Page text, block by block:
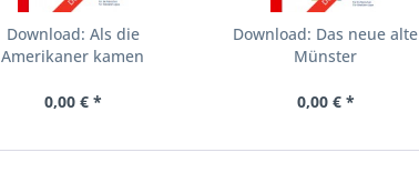
Download: Als die
Amerikaner kamen
0,00 € *
Download: Das neue alte
Münster
0,00 € *